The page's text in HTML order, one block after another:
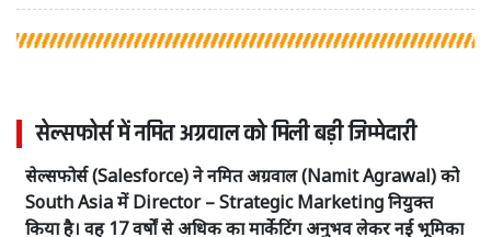
सेल्सफोर्स में नमित अग्रवाल को मिली बड़ी जिम्मेदारी
सेल्सफोर्स (Salesforce) ने नमित अग्रवाल (Namit Agrawal) को
South Asia में Director – Strategic Marketing नियुक्त
किया है। वह 17 वर्षों से अधिक का मार्केटिंग अनुभव लेकर नई भूमिका